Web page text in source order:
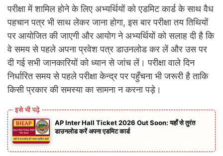
परीक्षा में शामिल होने के लिए अभ्यर्थियों को एडमिट कार्ड के साथ वैध
पहचान पत्र भी साथ लेकर जाना होगा, इस बार परीक्षा तय तिथियों
पर आयोजित की जाएगी और आयोग ने अभ्यर्थियों को सलाह दी है कि
वे समय से पहले अपना प्रवेश पत्र डाउनलोड कर लें और उस पर
दी गई सभी जानकारियों को ध्यान से जांच लें। परीक्षा वाले दिन
निर्धारित समय से पहले परीक्षा केन्द्र पर पहुँचना भी जरूरी है ताकि
किसी प्रकार की समस्या का सामना न करना पड़े।
AP Inter Hall Ticket 2026 Out Soon: यहाँ से तुरंत
डाउनलोड करें अपना एडमिट कार्ड